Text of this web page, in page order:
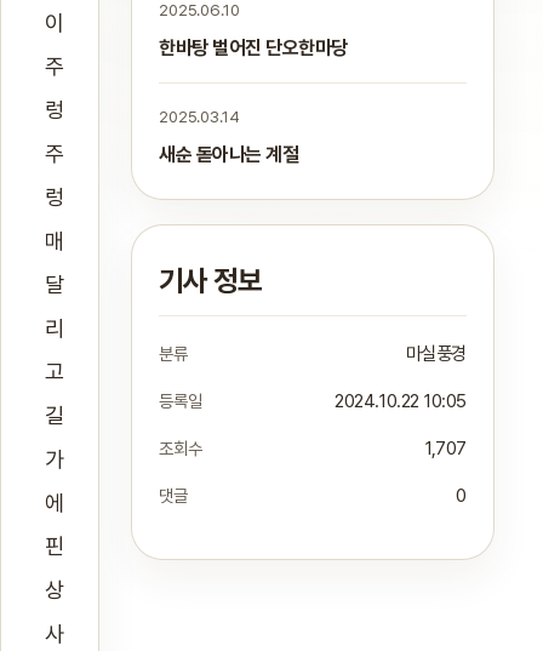
이
주
렁
주
렁
매
달
리
고
길
가
에
핀
상
사
2025.06.10
한바탕 벌어진 단오한마당
2025.03.14
새순 돋아나는 계절
기사 정보
분류 마실풍경
등록일 2024.10.22 10:05
조회수 1,707
댓글 0